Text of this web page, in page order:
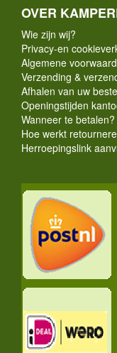
OVER
Wie zijn wij?
Privacy-en
Algemene
Verzending &
Afhalen van uw
Openingstijden
Wanneer te betalen?
Hoe werkt
Herroepingslink